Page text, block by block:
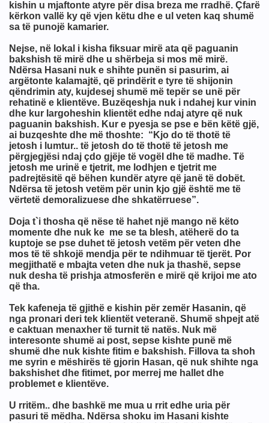
kishin u mjaftonte atyre për disa breza me rradhë. Çfarë
kërkon vallë ky që vjen këtu dhe e ul veten kaq shumë
sa të punojë kamarier.
Nejse, në lokal i kisha fiksuar mirë ata që paguanin
bakshish të mirë dhe u shërbeja si mos më mirë.
Ndërsa Hasani nuk e shihte punën si pasurim, ai
argëtonte kalamajtë, që prindërit e tyre të shijonin
qëndrimin aty, kujdesej shumë më tepër se unë për
rehatinë e klientëve. Buzëqeshja nuk i ndahej kur vinin
dhe kur largoheshin klientët edhe ndaj atyre që nuk
paguanin bakshish. Kur e pyesja se pse e bën këtë gjë,
ai buzqeshte dhe më thoshte: “Kjo do të thotë të
jetosh i lumtur.. të jetosh do të thotë të jetosh me
përgjegjësi ndaj çdo gjëje të vogël dhe të madhe. Të
jetosh me urinë e tjetrit, me lodhjen e tjetrit me
padrejtësitë që bëhen kundër atyre që janë të dobët.
Ndërsa të jetosh vetëm për unin kjo gjë është me të
vërtetë demoralizuese dhe shkatërruese”.
Doja t`i thosha që nëse të hahet një mango në këto
momente dhe nuk ke me se ta blesh, atëherë do ta
kuptoje se pse duhet të jetosh vetëm për veten dhe
mos të të shkojë mendja për te ndihmuar të tjerët. Por
megjithatë e mbajta veten dhe nuk ja thashë, sepse
nuk desha të prishja atmosferën e mirë që krijoi me ato
që tha.
Tek kafeneja të gjithë e kishin për zemër Hasanin, që
nga pronari deri tek klientët veteranë. Shumë shpejt atë
e caktuan menaxher të turnit të natës. Nuk më
interesonte shumë ai post, sepse kishte punë më
shumë dhe nuk kishte fitim e bakshish. Fillova ta shoh
me syrin e mëshirës të gjorin Hasan, që nuk shihte nga
bakshishet dhe fitimet, por merrej me hallet dhe
problemet e klientëve.
U rritëm.. dhe bashkë me mua u rrit edhe uria për
pasuri të mëdha. Ndërsa shoku im Hasani kishte
gje
i shohim në Media,në produkte etj...